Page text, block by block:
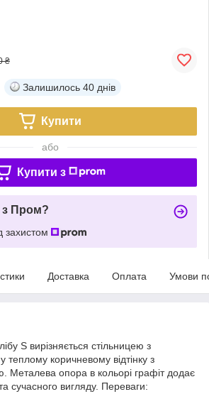
₴
Залишилось 40 днів
Купити
або
Купити з
з Пром?
захистом
Доставка Оплата Умови
S вирізняється стільницею з
теплому коричневому відтінку з
Металева опора в кольорі графіт додає
та сучасного вигляду. Переваги: